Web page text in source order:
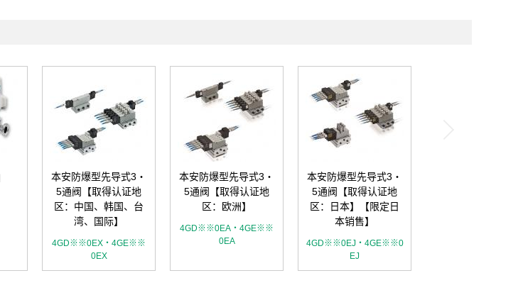
本安防爆型先导式3・
5通阀【取得认证地
区：中国、韩国、台
湾、国际】
4GD※※0EX・4GE※※
0EX
本安防爆型先导式3・
5通阀【取得认证地
区：欧洲】
4GD※※0EA・4GE※※
0EA
本安防爆型先导式3・
5通阀【取得认证地
区：日本】【限定日
本销售】
4GD※※0EJ・4GE※※0
EJ